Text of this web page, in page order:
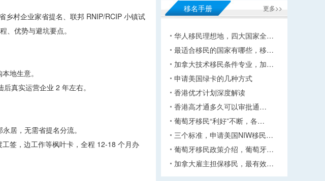
乡村企业家省提名、联邦 RNIP/RCIP 小镇试
、优势与避坑要点。
地生意。
真实运营企业 2 年左右。
居，无需省提名分流。
签，边工作等枫叶卡，全程 12-18 个月办
更多>>
移名手册
华人移民理想地，四大国家全…
最适合移民的国家有哪些，移…
加拿大技术移民条件专业，加…
申请美国绿卡的几种方式
香港优才计划深度解读
香港高才通多久可以审批通…
葡萄牙移民“利好”不断，各…
三个标准，申请美国NIW移民…
葡萄牙移民政策介绍，葡萄牙…
加拿大雇主担保移民，最有效…